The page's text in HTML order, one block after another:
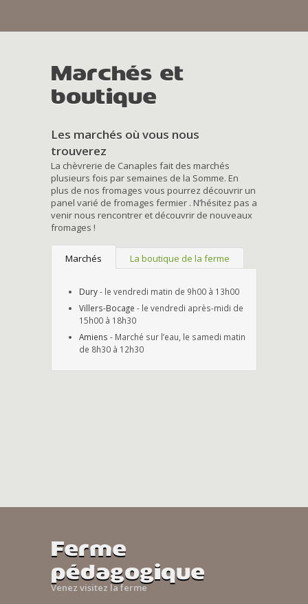
Marchés et
boutique
Les marchés où vous nous
trouverez
La chèvrerie de Canaples fait des marchés
plusieurs fois par semaines de la Somme. En
plus de nos fromages vous pourrez découvrir un
panel varié de fromages fermier . N’hésitez pas a
venir nous rencontrer et découvrir de nouveaux
fromages !
Marchés La boutique de la ferme
Dury- le vendredi matin de 9h00 à 13h00
Villers-Bocage - le vendredi après-midi de
15h00 à 18h30
Amiens - Marché sur l’eau, le samedi matin
de 8h30 à 12h30
Ferme
pédagogique
Venez visitez la ferme